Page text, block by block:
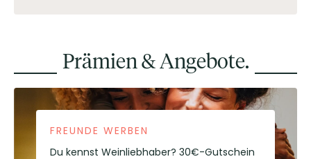
Prämien & Angebote.
FREUNDE WERBEN
Du kennst Weinliebhaber? 30€-Gutschein